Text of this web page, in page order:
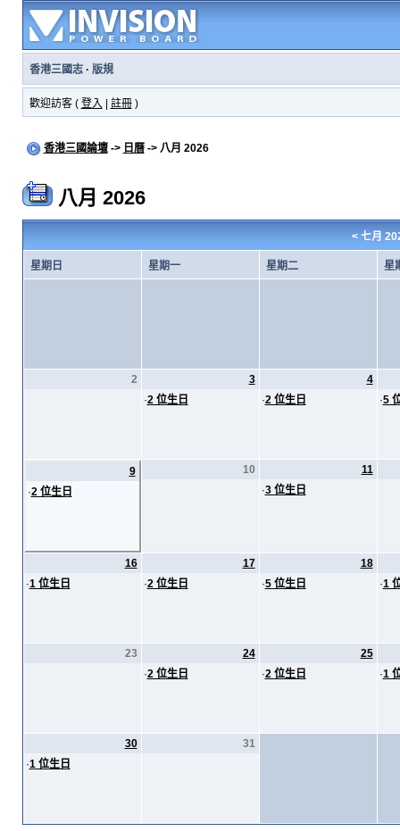
香港三國志· 版規
歡迎訪客 ( 登入 註冊)
香港三國論壇-> 日曆-> 八月 2026
八月 2026
< 七月
星期日 星期一 星期二 星
2
3
·2 位生日
4
·2 位生日 ·5
9
·2 位生日
10
11
·3 位生日
16
·1 位生日
17
·2 位生日
18
·5 位生日 ·1
23
24
·2 位生日
25
·2 位生日 ·1
30
·1 位生日
31